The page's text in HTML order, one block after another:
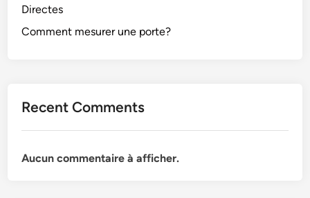
Directes
Comment mesurer une porte?
Recent Comments
Aucun commentaire à afficher.